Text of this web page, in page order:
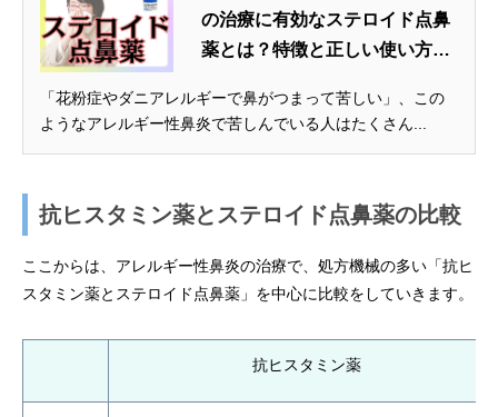
の治療に有効なステロイド点鼻
薬とは？特徴と正しい使い方
「花粉症やダニアレルギーで鼻がつまって苦しい」、この
ようなアレルギー性鼻炎で苦しんでいる人はたくさん...
抗ヒスタミン薬とステロイド点鼻薬の比較
ここからは、アレルギー性鼻炎の治療で、処方機械の多い「抗ヒ
スタミン薬とステロイド点鼻薬」を中心に比較をしていきます。
抗ヒスタミン薬